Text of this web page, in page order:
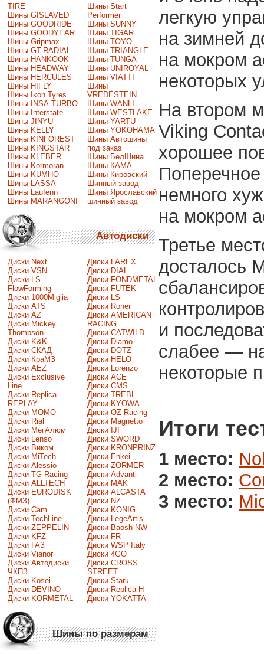
TIRE
Шины GISLAVED
Шины GOODRIDE
Шины GOODYEAR
Шины Gripmax
Шины GT-RADIAL
Шины HANKOOK
Шины HEADWAY
Шины HERCULES
Шины HIFLY
Шины Ikon Tyres
Шины INSA TURBO
Шины Interstate
Шины JINYU
Шины KELLY
Шины KINFOREST
Шины KINGSTAR
Шины KLEBER
Шины Kormoran
Шины KUMHO
Шины LASSA
Шины Laufenn
Шины MARANGONI
Шины Start
Performer
Шины SUNNY
Шины TIGAR
Шины TOYO
Шины TRIANGLE
Шины TUNGA
Шины UNIROYAL
Шины VIATTI
Шины
VREDESTEIN
Шины WANLI
Шины WESTLAKE
Шины YARTU
Шины YOKOHAMA
Шины Автошины
под заказ
Шины БелШина
Шины КАМА
Шины Кировский
Шинный завод
Шины Ярославский
шинный завод
Автодиски
Диски Next
Диски VSN
Диски LS
FlowForming
Диски 1000Miglia
Диски ATS
Диски AZ
Диски Mickey
Thompson
Диски K&K
Диски СКАД
Диски КраМЗ
Диски AEZ
Диски Exclusive
Line
Диски Replica
REPLAY
Диски MOMO
Диски Rial
Диски МегАлюм
Диски Lenso
Диски Виком
Диски MiTech
Диски Alessio
Диски TG Racing
Диски ALLTECH
Диски EURODISK
(ФМЗ)
Диски Cam
Диски TechLine
Диски ZEPPELIN
Диски KFZ
Диски ГАЗ
Диски Vianor
Диски Автодиски
ЧКПЗ
Диски Kosei
Диски DEVINO
Диски KORMETAL
Диски LAREX
Диски DIAL
Диски FONDMETAL
Диски FUTEK
Диски LS
Диски Roner
Диски AMERICAN
RACING
Диски CATWILD
Диски Diamo
Диски DOTZ
Диски HELO
Диски Lorenzo
Диски ACE
Диски CMS
Диски TREBL
Диски KYOWA
Диски OZ Racing
Диски Magnetto
Диски IJI
Диски SWORD
Диски KRONPRINZ
Диски Enkei
Диски ZORMER
Диски Advanti
Диски MAK
Диски ALCASTA
Диски NZ
Диски KONIG
Диски LegeArtis
Диски Baosh NW
Диски FR
Диски WSP Italy
Диски 4GO
Диски CROSS
STREET
Диски Stark
Диски Replica H
Диски YOKATTA
Шины по размерам
легкую
на зимней
на мокром
некоторых
На втором
Viking
хорошее
немного
на мокром
Третье
досталось
и
слабее —
некоторые
Итоги
1 место:
2 место:
3 место: